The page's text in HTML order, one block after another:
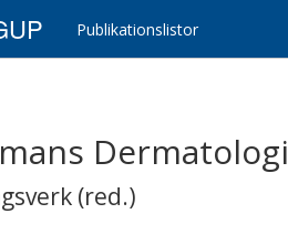
Publikationslistor
(red.)